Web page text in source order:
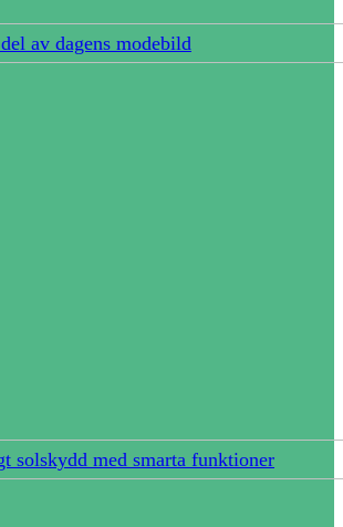
av dagens modebild
solskydd med smarta funktioner